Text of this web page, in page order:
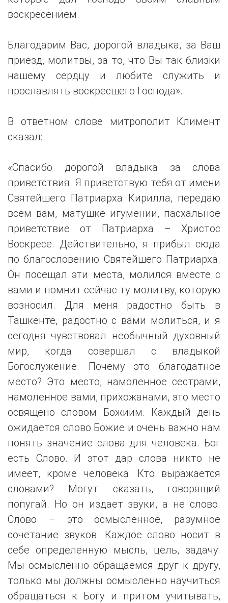
воскресением.
Благодарим Вас, дорогой владыка, за Ваш
приезд, молитвы, за то, что Вы так близки
нашему сердцу и любите служить и
прославлять воскресшего Господа».
В ответном слове митрополит Климент
сказал:
«Спасибо дорогой владыка за слова
приветствия. Я приветствую тебя от имени
Святейшего Патриарха Кирилла, передаю
всем вам, матушке игумении, пасхальное
приветствие от Патриарха – Христос
Воскресе. Действительно, я прибыл сюда
по благословению Святейшего Патриарха.
Он посещал эти места, молился вместе с
вами и помнит сейчас ту молитву, которую
возносил. Для меня радостно быть в
Ташкенте, радостно с вами молиться, и я
сегодня чувствовал необычный духовный
мир, когда совершал с владыкой
Богослужение. Почему это благодатное
место? Это место, намоленное сестрами,
намоленное вами, прихожанами, это место
освящено словом Божиим. Каждый день
ожидается слово Божие и очень важно нам
понять значение слова для человека. Бог
есть Слово. И этот дар слова никто не
имеет, кроме человека. Кто выражается
словами? Могут сказать, говорящий
попугай. Но он издает звуки, а не слово.
Слово – это осмысленное, разумное
сочетание звуков. Каждое слово носит в
себе определенную мысль, цель, задачу.
Мы осмысленно обращаемся друг к другу,
только мы должны осмысленно научиться
обращаться к Богу и притом учитывать,